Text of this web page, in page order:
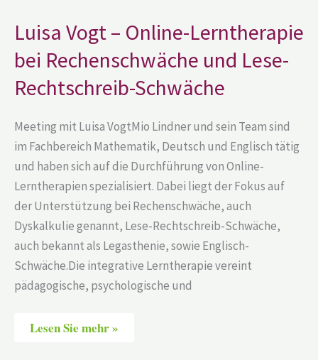
Luisa Vogt – Online-Lerntherapie
bei Rechenschwäche und Lese-
Rechtschreib-Schwäche
Meeting mit Luisa VogtMio Lindner und sein Team sind
im Fachbereich Mathematik, Deutsch und Englisch tätig
und haben sich auf die Durchführung von Online-
Lerntherapien spezialisiert. Dabei liegt der Fokus auf
der Unterstützung bei Rechenschwäche, auch
Dyskalkulie genannt, Lese-Rechtschreib-Schwäche,
auch bekannt als Legasthenie, sowie Englisch-
Schwäche.Die integrative Lerntherapie vereint
pädagogische, psychologische und
bei
Rechenschwäche
und
Lese-
Schwäche
Lesen Sie mehr »